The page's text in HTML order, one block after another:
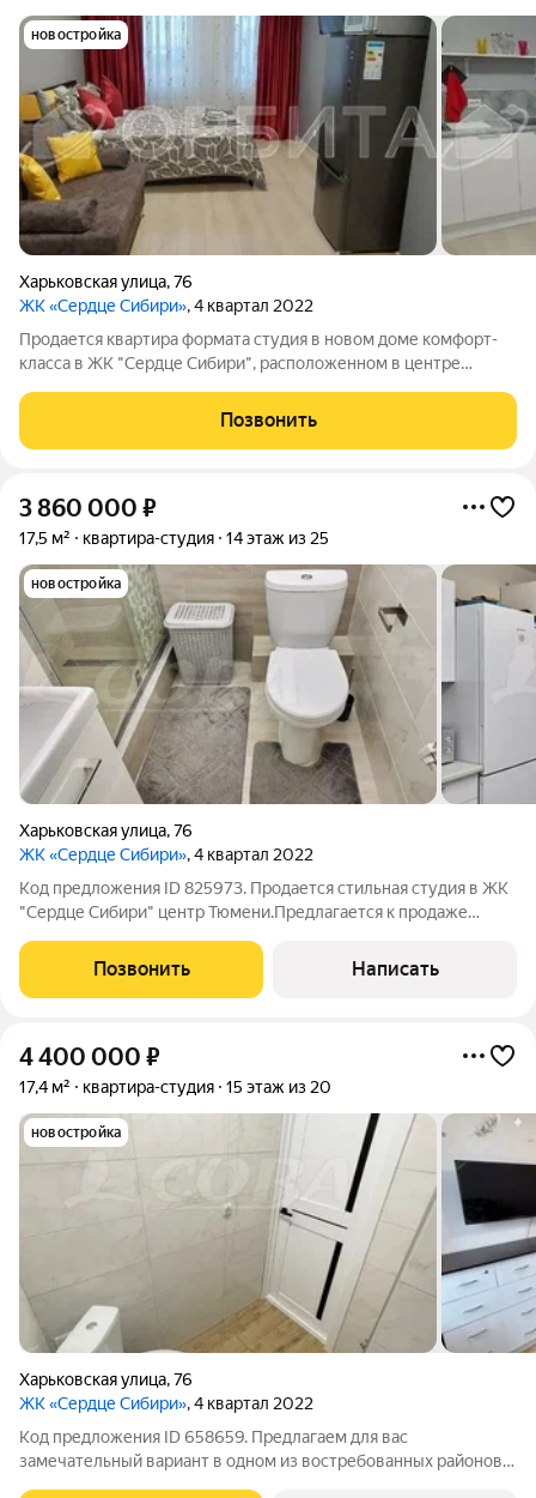
новостройка
Харьковская улица,76
ЖК «Сердце Сибири», 4 квартал 2022
Продается квартира формата студия в новом доме комфорт-
класса в ЖК "Сердце Сибири", расположенном в центре
Формат студия: просторная кухня-гостиная с увеличенными
окнами, что обеспечивает
Позвонить
3 860 000 ₽
17,5 м² квартира-студия 14 этаж из 25
новостройка
Харьковская улица,76
ЖК «Сердце Сибири», 4 квартал 2022
Код предложения ID 825973. Продается стильная студия в ЖК
"Сердце Сибири" центр Тюмени.Предлагается к продаже
доме комфорт-класса, расположенном в самом сердце
Тюмени. Жилой комплекс "Сердце
Позвонить Написать
4 400 000 ₽
17,4 м² квартира-студия 15 этаж из 20
новостройка
Харьковская улица,76
ЖК «Сердце Сибири», 4 квартал 2022
Код предложения ID 658659. Предлагаем для вас
замечательный вариант в одном из востребованных районов